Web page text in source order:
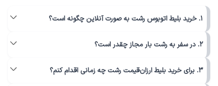
1. خرید بلیط اتوبوس رشت به صورت آنلاین چگونه است؟
2. در سفر به رشت بار مجاز چقدر است؟
3. برای خرید بلیط ارزان‌قیمت رشت چه زمانی اقدام کنم؟